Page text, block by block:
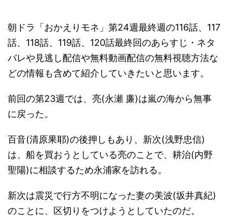
朝ドラ「おかえりモネ」第24週最終週の116話、117
話、118話、119話、120話最終回のあらすじ・ネタ
バレや見逃し配信や無料動画配信の無料視聴方法な
どの情報も含めて紹介していきたいと思います。
前回の第23週では、亮(永瀬 廉)は嵐の海から無事
に戻った。
百音(清原果耶)の後押しもあり、新次(浅野忠信)
は、船を買おうとしている亮のことで、耕治(内野
聖陽)に相談するため永浦家を訪れる。
新次は震災で行方不明になった妻の美波(坂井真紀)
のことに、区切りをつけようとしていたのだ。